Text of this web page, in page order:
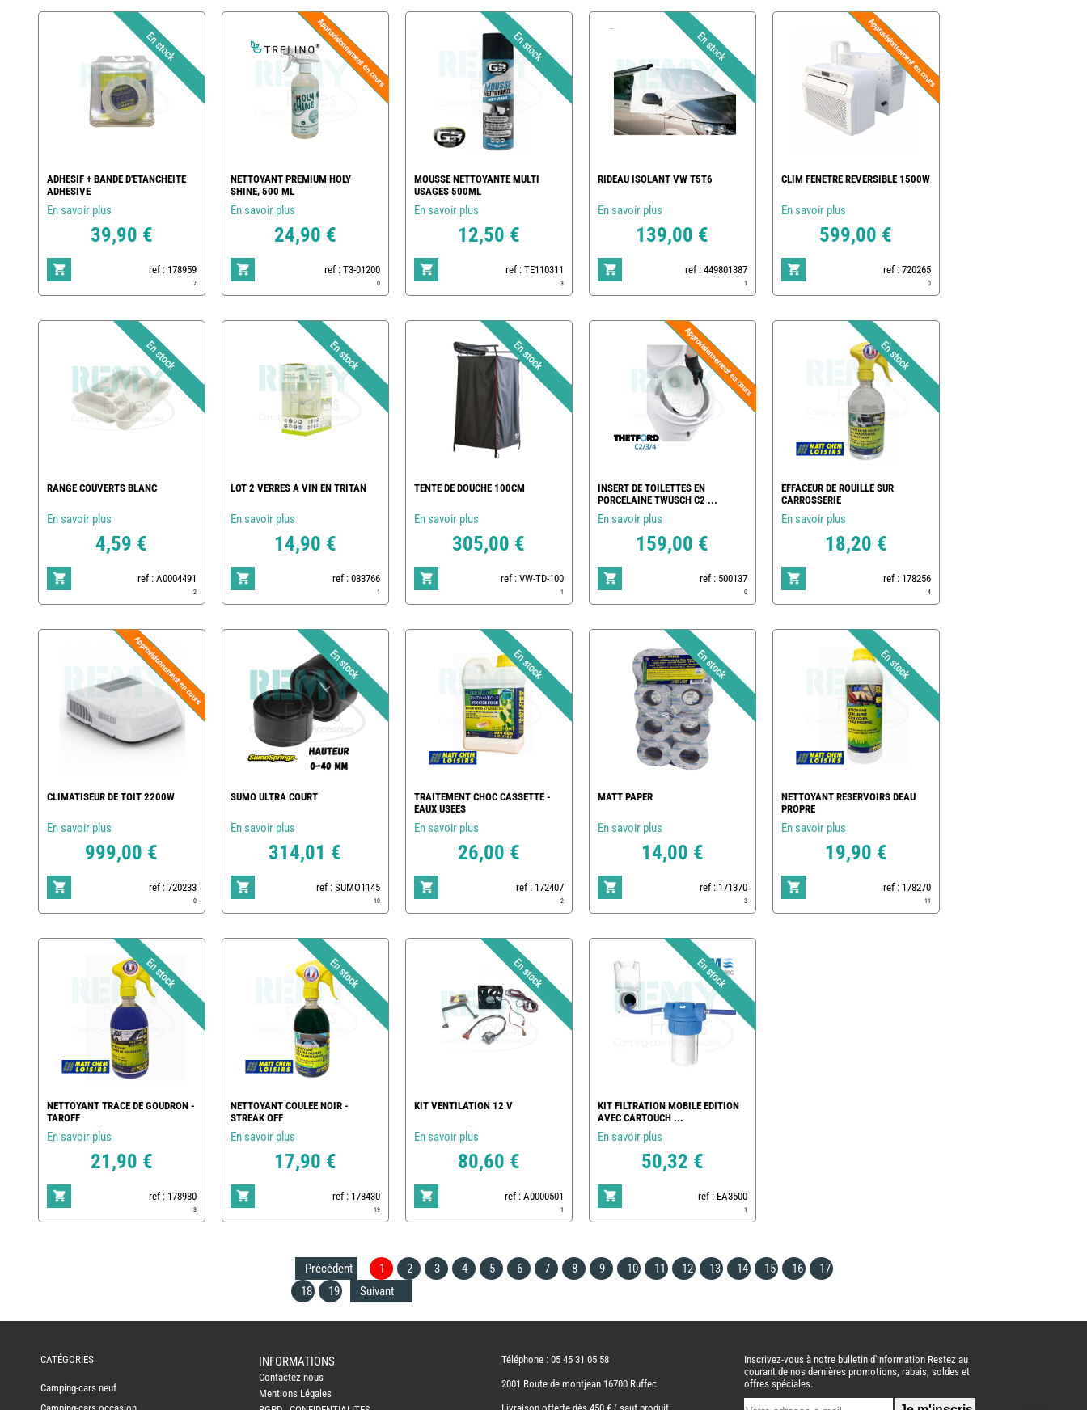
ADHESIF + BANDE D'ETANCHEITE
ADHESIVE
En savoir plus
39,90 €
ref : 178959
7
NETTOYANT PREMIUM HOLY
SHINE, 500 ML
En savoir plus
24,90 €
ref : T3-01200
0
MOUSSE NETTOYANTE MULTI
USAGES 500ML
En savoir plus
12,50 €
ref : TE110311
3
RIDEAU ISOLANT VW T5T6
En savoir plus
139,00 €
ref : 449801387
1
CLIM FENETRE REVERSIBLE 1500W
En savoir plus
599,00 €
ref : 720265
0
RANGE COUVERTS BLANC
En savoir plus
4,59 €
ref : A0004491
2
LOT 2 VERRES A VIN EN TRITAN
En savoir plus
14,90 €
ref : 083766
1
TENTE DE DOUCHE 100CM
En savoir plus
305,00 €
ref : VW-TD-100
1
INSERT DE TOILETTES EN
PORCELAINE TWUSCH C2 ...
En savoir plus
159,00 €
ref : 500137
0
EFFACEUR DE ROUILLE SUR
CARROSSERIE
En savoir plus
18,20 €
ref : 178256
4
CLIMATISEUR DE TOIT 2200W
En savoir plus
999,00 €
ref : 720233
0
SUMO ULTRA COURT
En savoir plus
314,01 €
ref : SUMO1145
10
TRAITEMENT CHOC CASSETTE -
EAUX USEES
En savoir plus
26,00 €
ref : 172407
2
MATT PAPER
En savoir plus
14,00 €
ref : 171370
3
NETTOYANT RESERVOIRS DEAU
PROPRE
En savoir plus
19,90 €
ref : 178270
11
NETTOYANT TRACE DE GOUDRON -
TAROFF
En savoir plus
21,90 €
ref : 178980
3
NETTOYANT COULEE NOIR -
STREAK OFF
En savoir plus
17,90 €
ref : 178430
19
KIT VENTILATION 12 V
En savoir plus
80,60 €
ref : A0000501
1
KIT FILTRATION MOBILE EDITION
AVEC CARTOUCH ...
En savoir plus
50,32 €
ref : EA3500
1
Précédent 1 2 3 4 5 6 7 8 9 10 11 12 13 14 15 16
17
18
19 Suivant
FRERESCATÉGORIES
Camping-cars neuf
INFORMATIONS
Contactez-nous
Mentions Légales
Téléphone : 05 45 31 05 58
2001 Route de montjean 16700 Ruffec
Inscrivez-vous à notre bulletin d'information Restez au
courant de nos dernières promotions, rabais, soldes et
offres spéciales.